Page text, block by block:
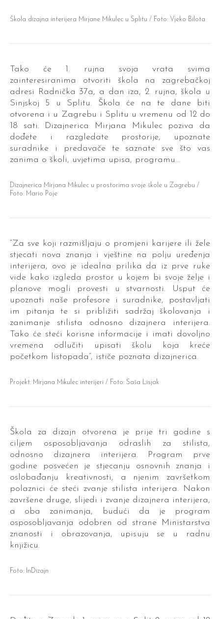
Škola dizajna interijera Mirjane Mikulec u Splitu / Foto: Vjeko Bilota
Tako će 1. rujna svoja vrata svima
zainteresiranima otvoriti škola na zagrebačkoj
adresi Radnička 37a, a dan iza, 2. rujna, škola u
Sinjskoj 5 u Splitu. Škola će na te dane biti
otvorena i u Zagrebu i Splitu u vremenu od 12 do
18 sati. Dizajnerica Mirjana Mikulec poziva da
dođete i razgledate prostorije, upoznate
suradnike i predavače te saznate sve što vas
zanima o školi, uvjetima upisa, programu…
Dizajnerica Mirjana Mikulec u prostorima svoje škole u Zagrebu /
Foto: Mario Poje
“Za sve koji razmišljaju o promjeni karijere ili žele
stjecati nova znanja i vještine na polju uređenja
interijera, ovo je idealna prilika da iz prve ruke
vide kako izgleda prostor u kojem bi svoje želje i
planove mogli provesti u stvarnosti. Usput će
upoznati naše profesore i suradnike, postavljati
im pitanja te si približiti sadržaj školovanja i
zanimanje stilista odnosno dizajnera interijera.
Tako će steći korisne informacije i imati dovoljno
vremena odlučiti upisati školu koja kreće
početkom listopada”, ističe poznata dizajnerica.
Projekt: Mirjana Mikulec interijeri / Foto: Saša Lisjak
Škola za dizajn otvorena je prije tri godine s
ciljem osposobljavanja odraslih za stilista,
odnosno dizajnera interijera. Program prve
godine posvećen je stjecanju osnovnih znanja i
oslobađanju kreativnosti, a njenim završetkom
polaznici će steći zvanje stilista interijera. Nakon
završene druge, slijedi i zvanje dizajnera interijera,
a oba zanimanja, budući da je program
osposobljavanja odobren od strane Ministarstva
znanosti i obrazovanja, upisuju se u radnu
knjižicu.
Foto: InDizajn